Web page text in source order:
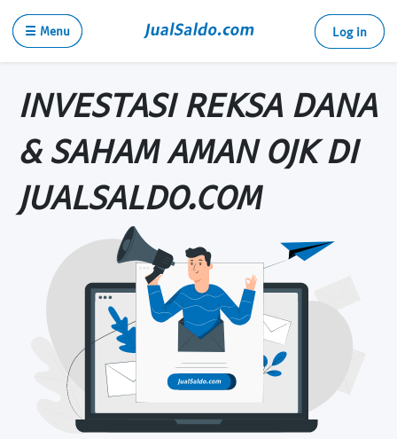
☰ Menu Log in
INVESTASI REKSA DANA
& SAHAM AMAN OJK DI
JUALSALDO.COM